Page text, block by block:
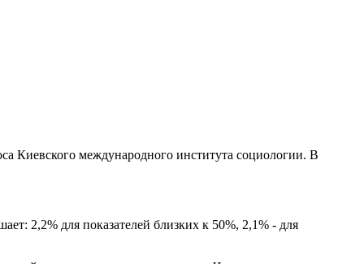
Киевского международного института социологии. В
2,2% для показателей близких к 50%, 2,1% - для